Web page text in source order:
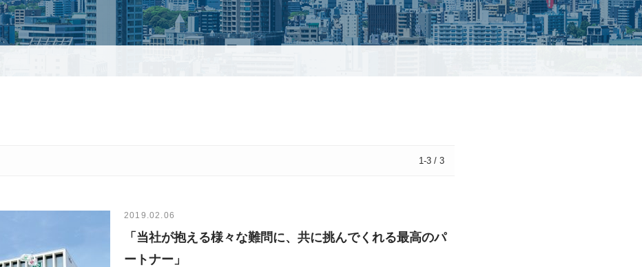
1-3 / 3
2019.02.06
「当社が抱える様々な難問に、共に挑んでくれる最高のパ
ートナー」